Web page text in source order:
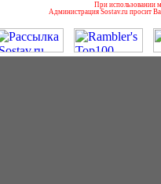
При использовании
Администрация Sostav.ru просит